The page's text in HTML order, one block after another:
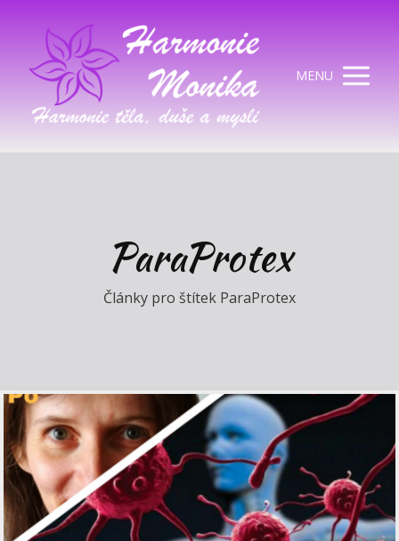
MENU
ParaProtex
Články pro štítek ParaProtex